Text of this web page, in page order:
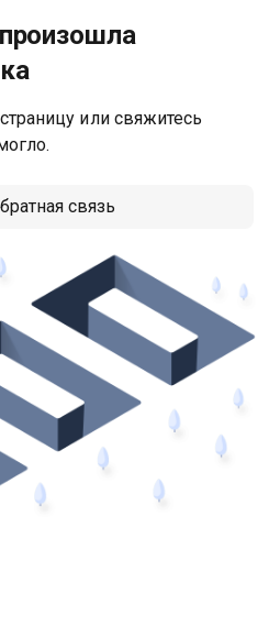
или свяжитесь
связь